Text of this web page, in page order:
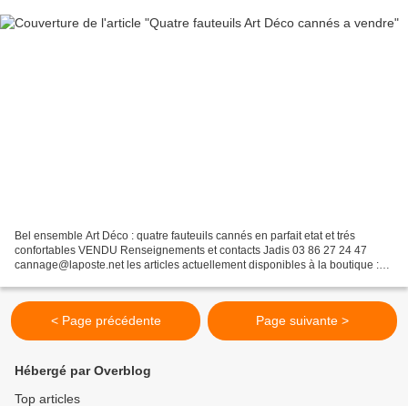
Bel ensemble Art Déco : quatre fauteuils cannés en parfait etat et trés
confortables VENDU Renseignements et contacts Jadis 03 86 27 24 47
cannage@laposte.net les articles actuellement disponibles à la boutique :
< Page précédente Page suivante >
Hébergé par Overblog
Top articles